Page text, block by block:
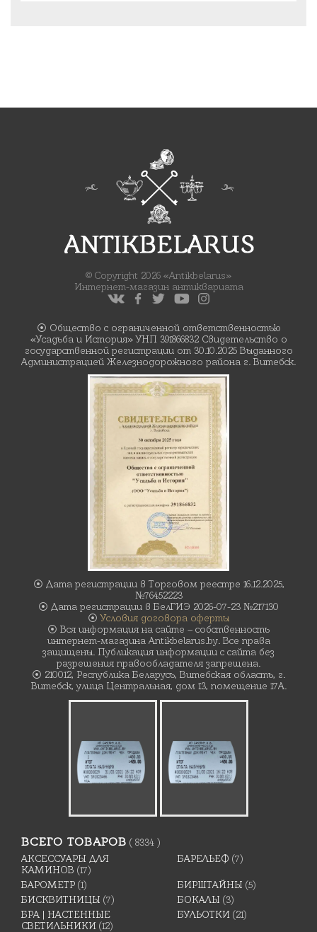
© Copyright 2026 «Antikbelarus»
Интернет-магазин антиквариата
⦿ Общество с ограниченной ответственностью
«Усадьба и История» УНП 391866832 Свидетельство о
государственной регистрации от 30.10.2025 Выданного
Администрацией Железнодорожного района г. Витебск.
⦿ Дата регистрации в Торговом реестре 16.12.2025,
№76452223
⦿ Дата регистрации в БелГИЭ 2026-07-23 №217130
⦿Условия договора оферты
⦿ Вся информация на сайте – собственность
интернет-магазина Antikbelarus.by. Все права
защищены. Публикация информации с сайта без
разрешения правообладателя запрещена.
⦿ 210012, Республика Беларусь, Витебская область, г.
Витебск, улица Центральная, дом 13, помещение 17А.
ВСЕГО ТОВАРОВ ( 8334 )
АКСЕССУАРЫ ДЛЯ
КАМИНОВ (17)
БАРЕЛЬЕФ (7)
БАРОМЕТР (1) БИРШТАЙНЫ (5)
БИСКВИТНИЦЫ (7) БОКАЛЫ (3)
БРА | НАСТЕННЫЕ
СВЕТИЛЬНИКИ (12)
БУЛЬОТКИ (21)